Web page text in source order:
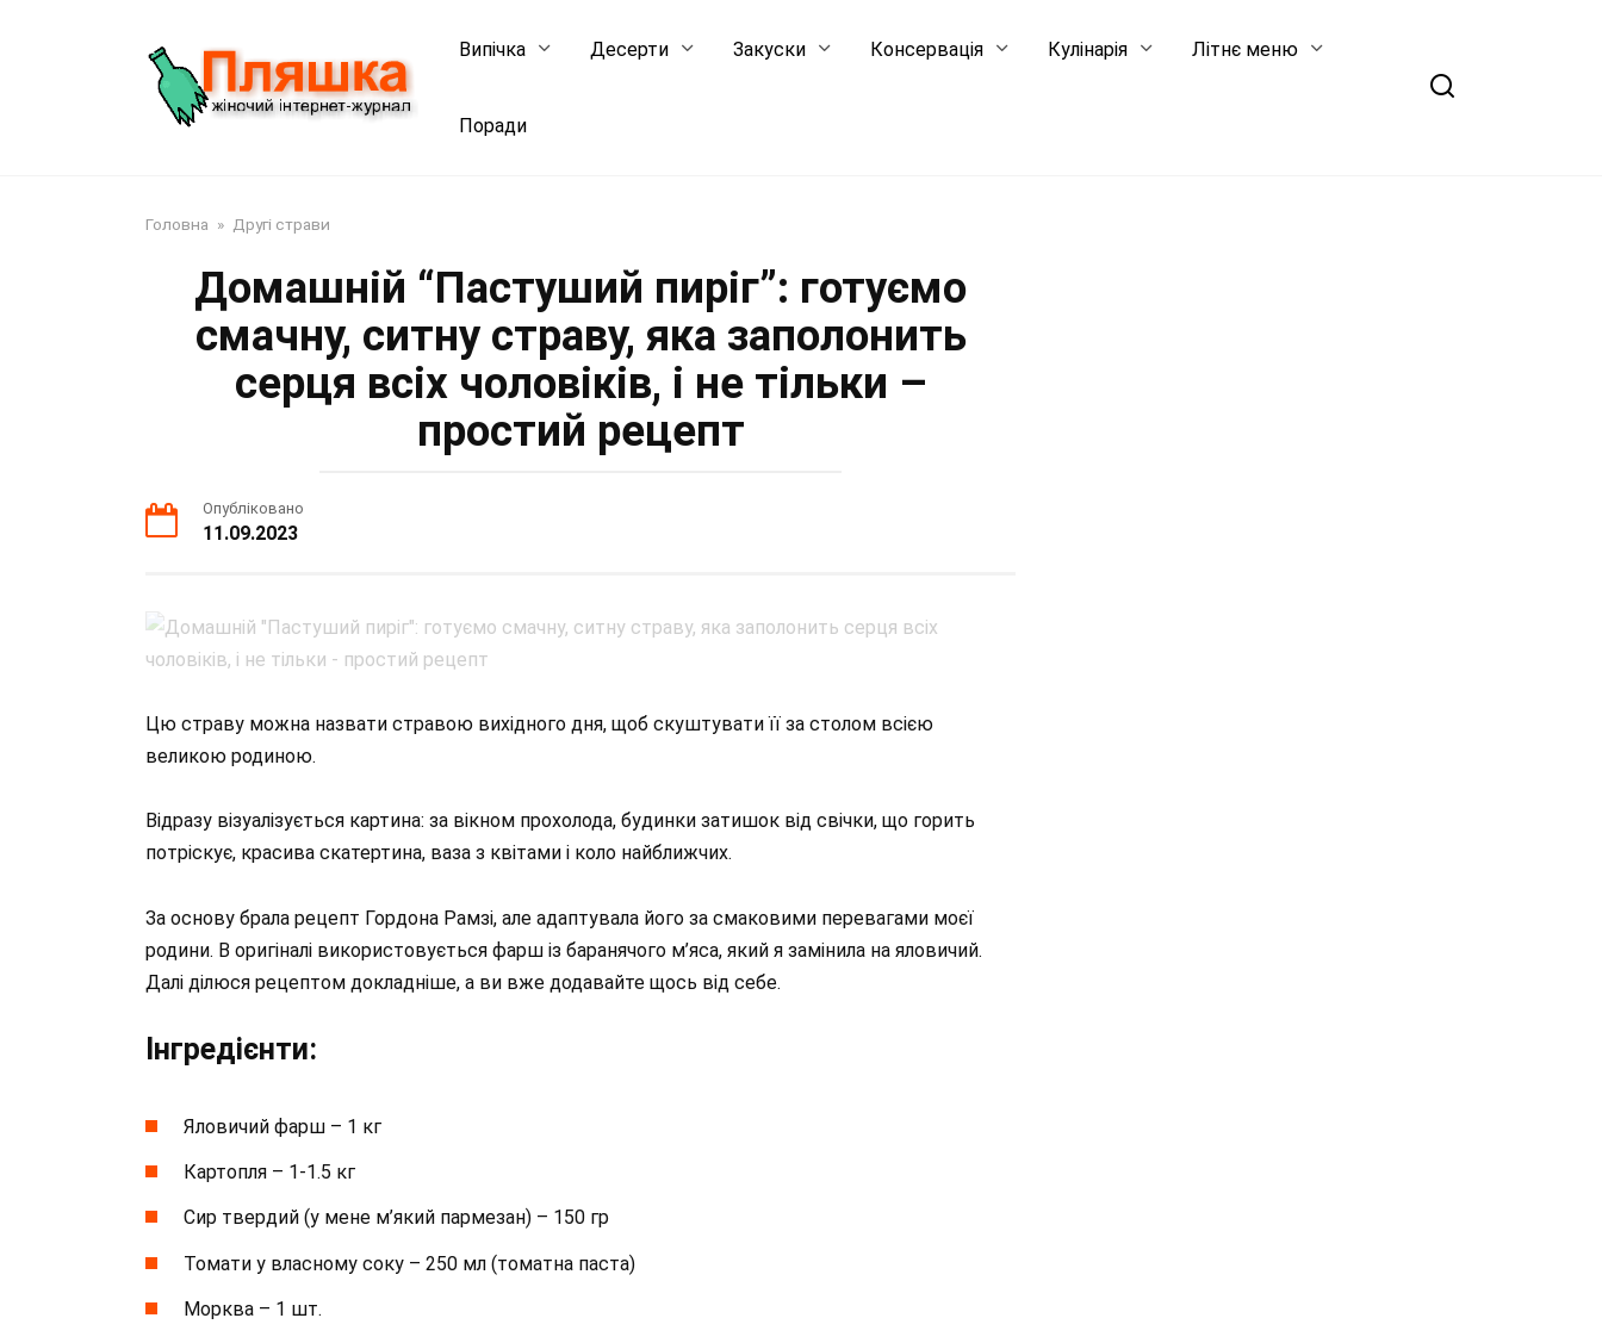
Випічка Десерти Закуски Консервація Кулінарія Літнє меню
Поради
Головна » Другі страви
Домашній “Пастуший пиріг”: готуємо
смачну, ситну страву, яка заполонить
серця всіх чоловіків, і не тільки –
простий рецепт
Опубліковано
11.09.2023
Цю страву можна назвати стравою вихідного дня, щоб скуштувати її за столом всією
великою родиною.
Відразу візуалізується картина: за вікном прохолода, будинки затишок від свічки, що горить
потріскує, красива скатертина, ваза з квітами і коло найближчих.
За основу брала рецепт Гордона Рамзі, але адаптувала його за смаковими перевагами моєї
родини. В оригіналі використовується фарш із баранячого м’яса, який я замінила на яловичий.
Далі ділюся рецептом докладніше, а ви вже додавайте щось від себе.
Інгредієнти:
Яловичий фарш – 1 кг
Картопля – 1-1.5 кг
Сир твердий (у мене м’який пармезан) – 150 гр
Томати у власному соку – 250 мл (томатна паста)
Морква – 1 шт.